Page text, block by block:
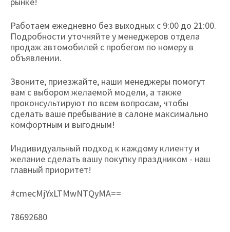
Работаем ежедневно без выходных с 9:00 до 21:00.
Подробности уточняйте у менеджеров отдела
продаж автомобилей с пробегом по номеру в
объявлении.
Звоните, приезжайте, наши менеджеры помогут
вам с выбором желаемой модели, а также
проконсультируют по всем вопросам, чтобы
сделать ваше пребывание в салоне максимально
комфортным и выгодным!
Индивидуальный подход к каждому клиенту и
желание сделать вашу покупку праздником - наш
главный приоритет!
#cmecMjYxLTMwNTQyMA==
78692680